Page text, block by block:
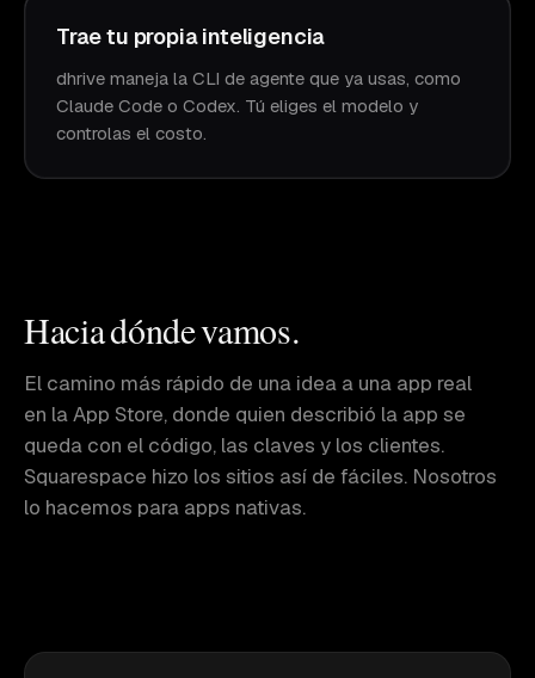
Trae tu propia inteligencia
dhrive maneja la CLI de agente que ya usas, como
Claude Code o Codex. Tú eliges el modelo y
controlas el costo.
Hacia dónde vamos.
El camino más rápido de una idea a una app real
en la App Store, donde quien describió la app se
queda con el código, las claves y los clientes.
Squarespace hizo los sitios así de fáciles. Nosotros
lo hacemos para apps nativas.